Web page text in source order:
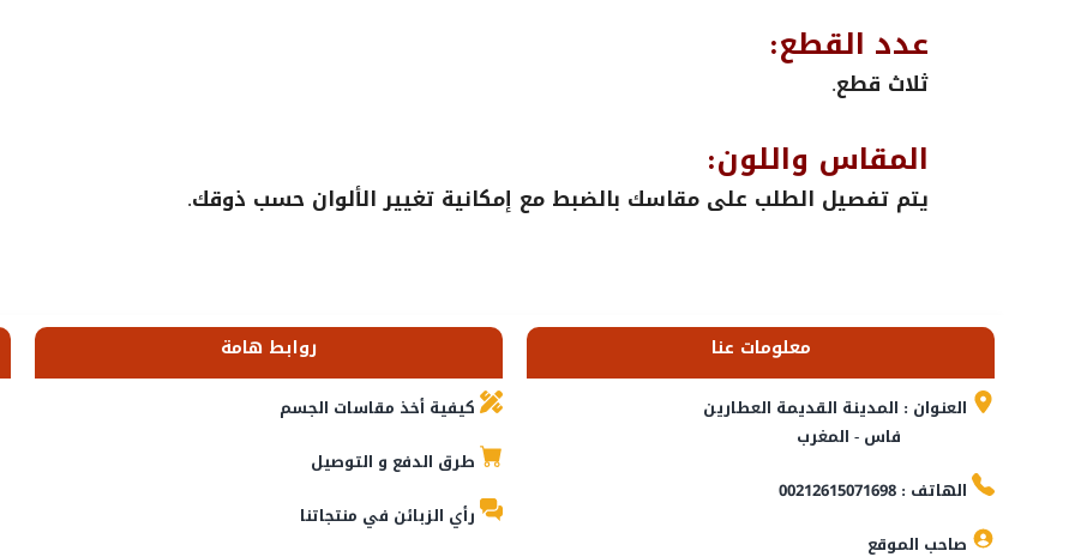
عدد القطع:
ثلاث قطع.
المقاس واللون:
يتم تفصيل الطلب على مقاسك بالضبط مع إمكانية تغيير الألوان حسب ذوقك.
معلومات عنا
العنوان : المدينة القديمة العطارين
فاس - المغرب
الهاتف : 00212615071698
صاحب الموقع
روابط هامة
كيفية أخذ مقاسات الجسم
طرق الدفع و التوصيل
رأي الزبائن في منتجاتنا